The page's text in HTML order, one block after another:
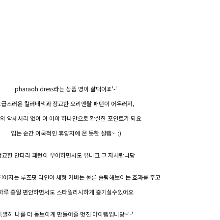
pharaoh dress라는 상품 명이 찰떡이죠'-'
스러운 컬러배색과 정교한 오리엔탈 패턴이 어우러져,
악세서리 없이 이 아이 하나만으로 확실한 포인트가 되요
입는 순간 이국적인 휴양지에 온 듯한 설렘~ :)
교한 만다라 패턴이 우아하면서도 유니크 그 자체랍니당
어지는 루즈핏 라인이 체형 커버는 물론 슬림해보이는 효과를 주고
루 종일 편안하면서도 스타일리시하게 즐기실수있어요
별히 나를 더 돋보이게 만들어줄 멋진 아이템입니당~'-'